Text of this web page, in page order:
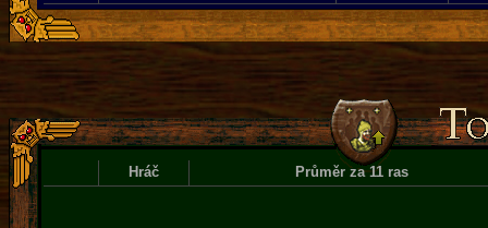
Hráč Průměr za 11 ras